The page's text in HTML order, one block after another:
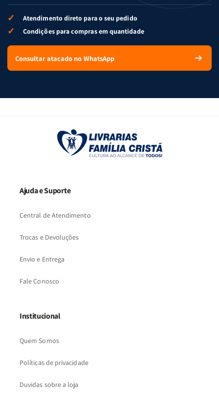
✓ Atendimento direto para o seu pedido
✓ Condições para compras em quantidade
Consultar atacado no WhatsApp
Ajuda e Suporte
Central de Atendimento
Trocas e Devoluções
Envio e Entrega
Fale Conosco
Institucional
Quem Somos
Políticas de privacidade
Duvidas sobre a loja